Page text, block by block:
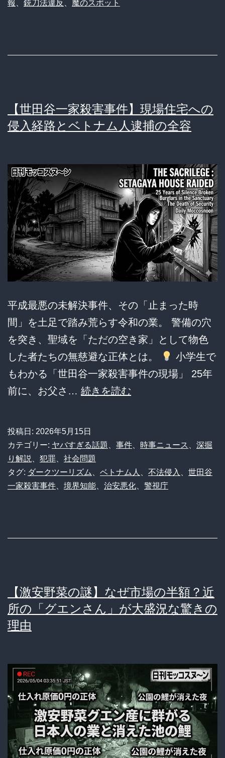
報
銃刀法違反 魔のスポット
【世田谷一家殺害事件】現場住宅への
侵入経路とベトナム人逮捕の全容
平成最悪の未解決事件、その「止まった時
間」を土足で踏み荒らす令和の業。 警備の穴
を突き、聖域を「ただの空き家」として物色
した者たちの無慈避な正体とは。
小学生で
もわかる「世田谷一家殺害事件の現場」 25年
前に、お父さ… 続きを読む
一
殺
害
宅
へ
入
経
路
と
ベ
ト
投稿日: 2026年5月15日
カテゴリー: ヤバすぎる話題、 事件、 時事ニュース 、 深掘
り解説、 犯罪、 社会問題
タグ: ダークツーリズム、 ベトナム人 、 不法侵入 、 世田谷
一家殺害事件、 境界知能、 治安悪化、 警視庁
【激安野菜の謎】なぜ市場の半額？近
所の「グエンさん」が大盛況な驚きの
理由